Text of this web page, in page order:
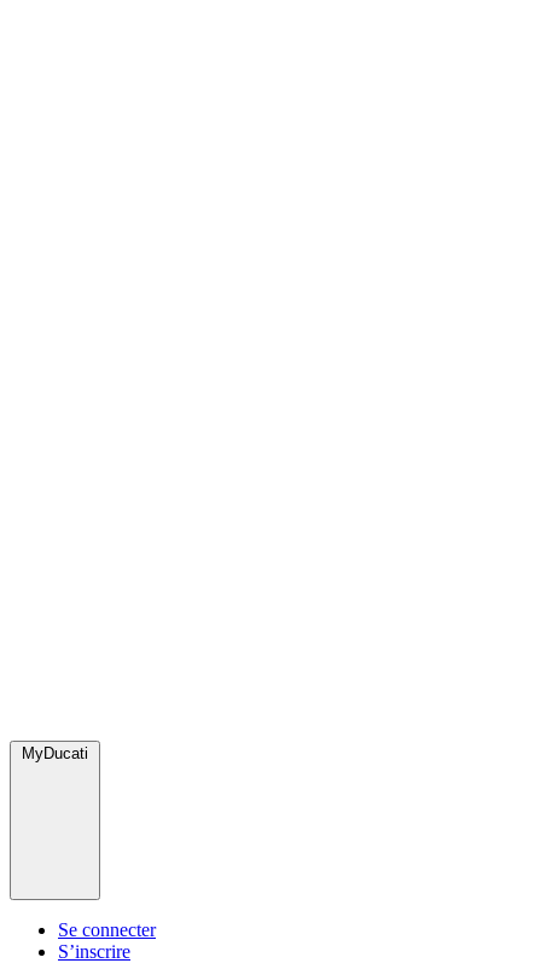
MyDucati
Se connecter
S’inscrire